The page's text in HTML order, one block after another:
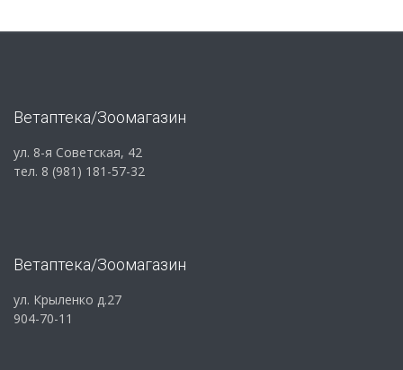
Ветаптека/Зоомагазин
ул. 8-я Советская, 42
тел. 8 (981) 181-57-32
Ветаптека/Зоомагазин
ул. Крыленко д.27
904-70-11